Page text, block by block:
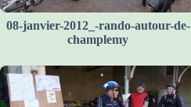
08-janvier-2012_-rando-autour-de-
champlemy